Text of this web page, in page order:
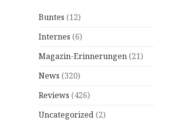
Buntes (12)
Internes (6)
Magazin-Erinnerungen (21)
News (320)
Reviews (426)
Uncategorized (2)